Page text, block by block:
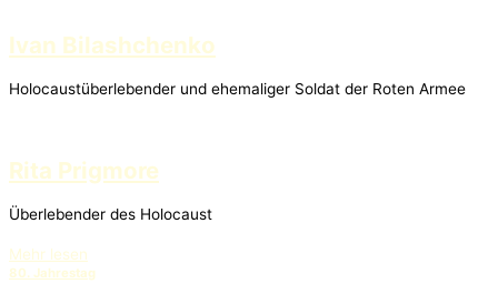
Ivan Bilashchenko
Holocaustüberlebender und ehemaliger Soldat der Roten Armee
Rita Prigmore
Überlebender des Holocaust
Mehr lesen
80. Jahrestag